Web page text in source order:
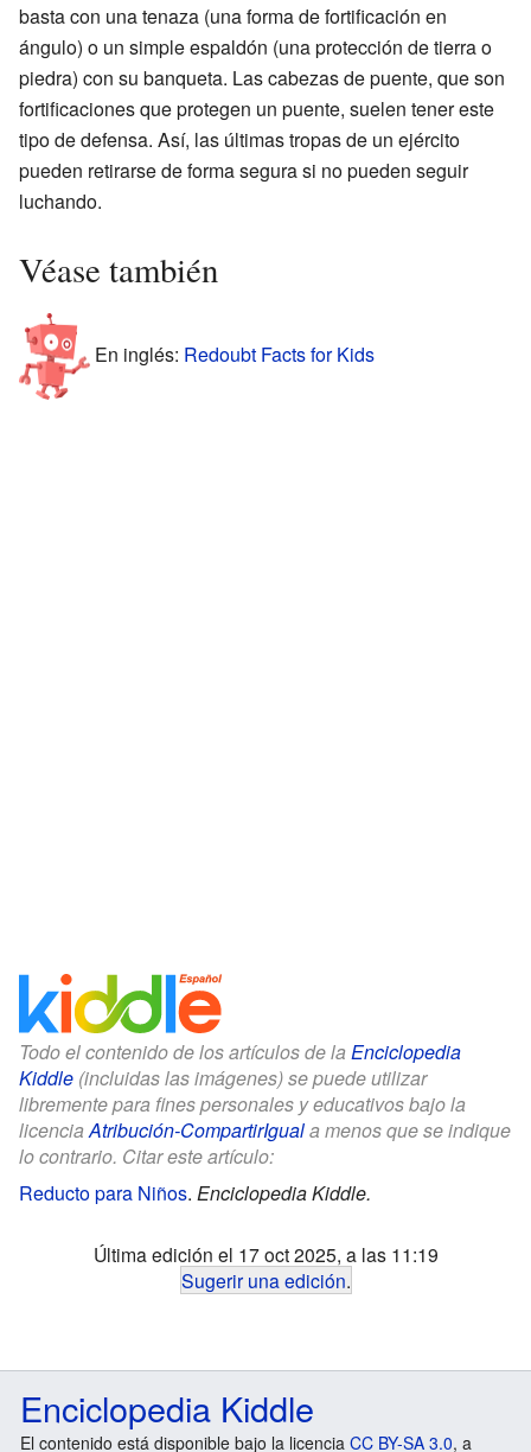
basta con una tenaza (una forma de fortificación en
ángulo) o un simple espaldón (una protección de tierra o
piedra) con su banqueta. Las cabezas de puente, que son
fortificaciones que protegen un puente, suelen tener este
tipo de defensa. Así, las últimas tropas de un ejército
pueden retirarse de forma segura si no pueden seguir
luchando.
Véase también
En inglés: Redoubt Facts for Kids
Todo el contenido de los artículos de la Enciclopedia
Kiddle (incluidas las imágenes) se puede utilizar
libremente para fines personales y educativos bajo la
licenciaAtribución-CompartirIguala menos que se indique
lo contrario. Citar este artículo:
Reducto para Niños. Enciclopedia Kiddle.
Última edición el 17 oct 2025, a las 11:19
Sugerir una edición.
Enciclopedia Kiddle
El contenido está disponible bajo la licencia CC BY-SA 3.0, a